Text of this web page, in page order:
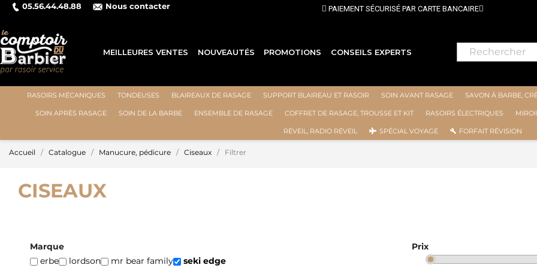
05.56.44.48.88 Nous contacter PAIEMENT SÉCURISÉ PAR CARTE BANCAIRE
MEILLEURES VENTES NOUVEAUTÉS PROMOTIONS CONSEILS EXPERTS
RASOIRS MÉCANIQUES TONDEUSES BLAIREAUX DE RASAGE SUPPORT BLAIREAU ET RASOIR SOIN AVANT RASAGE SAVON À BARBE,
SOIN APRÈS RASAGE SOIN DE LA BARBE ENSEMBLE DE RASAGE COFFRET DE RASAGE, TROUSSE ET KIT RASOIRS ÉLECTRIQUES
RÉVEIL, RADIO RÉVEIL SPÉCIAL VOYAGE FORFAIT RÉVISION
Accueil Catalogue Manucure, pédicure Ciseaux Filtrer
CISEAUX
Marque
erbe
lordson mr bear family
seki edge
Prix